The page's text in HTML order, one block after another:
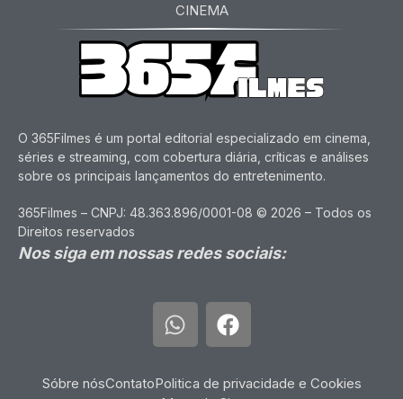
CINEMA
O 365Filmes é um portal editorial especializado em cinema,
séries e streaming, com cobertura diária, críticas e análises
sobre os principais lançamentos do entretenimento.
365Filmes – CNPJ: 48.363.896/0001-08 © 2026 – Todos os
Direitos reservados
Nos siga em nossas redes sociais:
Sóbre nósContatoPolitica de privacidade e Cookies